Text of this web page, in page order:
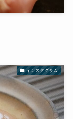
インスタグラム